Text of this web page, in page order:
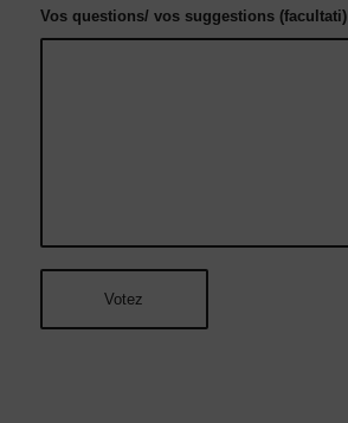
Vos questions/ vos suggestions (facultati)